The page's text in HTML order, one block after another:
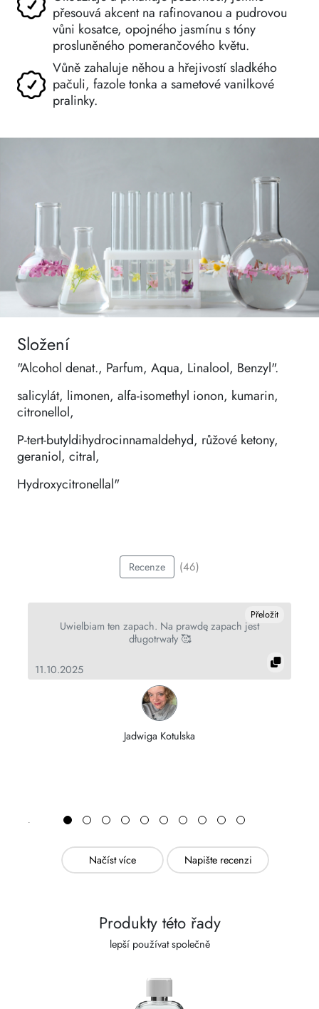
přesouvá akcent na rafinovanou a pudrovou
vůni kosatce, opojného jasmínu s tóny
prosluněného pomerančového květu.
Vůně zahaluje něhou a hřejivostí sladkého
pačuli, fazole tonka a sametové vanilkové
pralinky.
Složení
"Alcohol denat., Parfum, Aqua, Linalool, Benzyl".
salicylát, limonen, alfa-isomethyl ionon, kumarin,
citronellol,
P-tert-butyldihydrocinnamaldehyd, růžové ketony,
geraniol, citral,
Hydroxycitronellal"
Recenze (46)
Přeložit
Uwielbiam ten zapach. Na prawdę zapach jest
długotrwały 🥰
11.10.2025
Jadwiga Kotulska
Načíst více Napište recenzi
Produkty této řady
lepší používat společně